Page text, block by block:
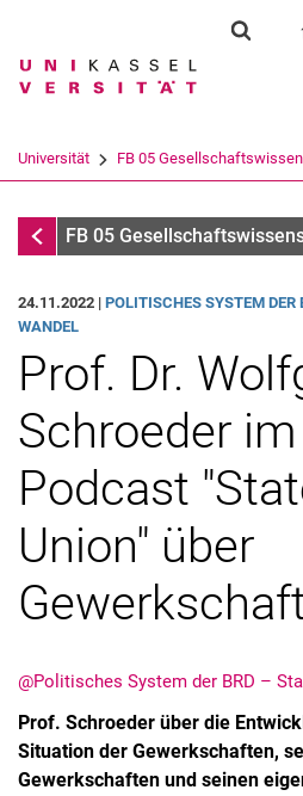
Suchbegriff
Suchen
Universität FB 05
Infothek
FB 05
24.11.2022 | PO­LI­TI­SCHES SYS­TEM
WAN­DEL
Prof. Dr.
Schroeder
Podcast
Union" über
@Politisches System der BRD –
Prof. Schroeder über die
Situation der Gewerkschaften,
Gewerkschaften und seinen